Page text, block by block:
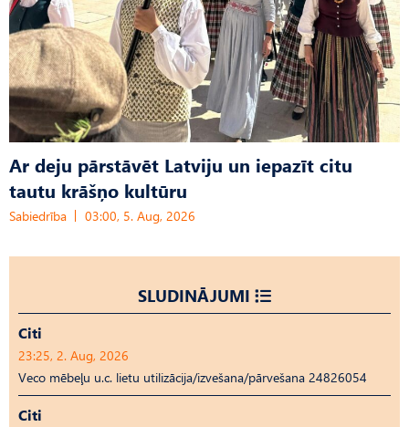
Ar deju pārstāvēt Latviju un iepazīt citu
tautu krāšņo kultūru
Sabiedrība 03:00, 5. Aug, 2026
SLUDINĀJUMI
Citi
23:25, 2. Aug, 2026
Veco mēbeļu u.c. lietu utilizācija/izvešana/pārvešana 24826054
Citi